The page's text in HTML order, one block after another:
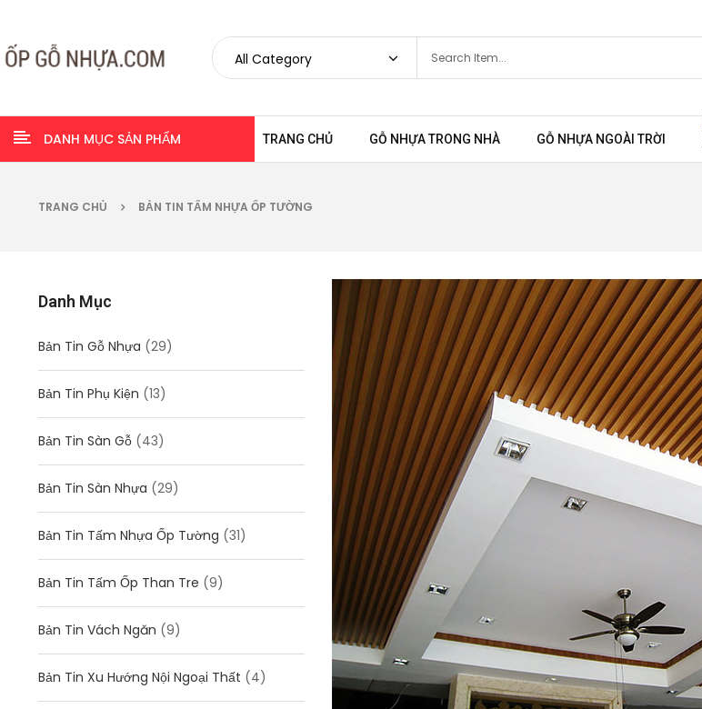
DANH MỤC SẢN PHẨM TRANG CHỦ GỖ NHỰA TRONG NHÀ GỖ NHỰA NGOÀI TRỜI
TRANG CHỦ BẢN TIN TẤM NHỰA ỐP TƯỜNG
Danh Mục
Bản Tin Gỗ Nhựa (29)
Bản Tin Phụ Kiện (13)
Bản Tin Sàn Gỗ (43)
Bản Tin Sàn Nhựa (29)
Bản Tin Tấm Nhựa Ốp Tường (31)
Bản Tin Tấm Ốp Than Tre (9)
Bản Tin Vách Ngăn (9)
Bản Tin Xu Hướng Nội Ngoại Thất (4)